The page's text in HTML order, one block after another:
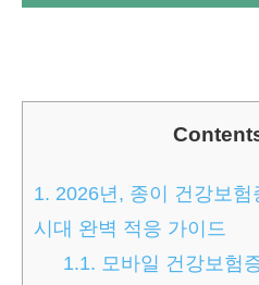
1. 2026년, 종이 건강보
시대 완벽 적응 가이드
1.1. 모바일 건강보험